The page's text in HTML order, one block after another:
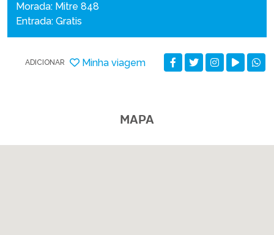
Morada: Mitre 848
Entrada: Gratis
ADICIONAR Minha viagem
MAPA